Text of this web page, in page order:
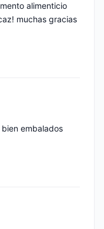
alimenticio
muchas gracias
embalados